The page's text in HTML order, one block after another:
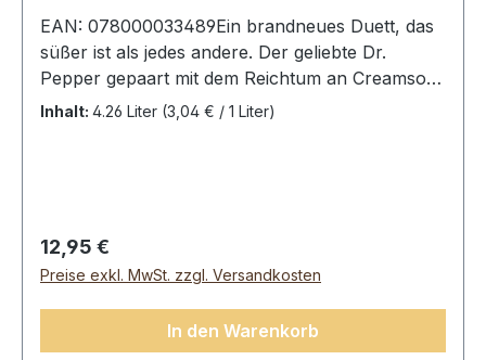
EAN: 078000033489Ein brandneues Duett, das
süßer ist als jedes andere. Der geliebte Dr.
Pepper gepaart mit dem Reichtum an Creamsoda
sorgt für eine perfekte Geschmacksharmonie.
von: Karamellfarbe, natürlichen und künstlichen
Aromen, Natriumbenzoat
(Konservierungsmittel), Phosphorsäure, Koffein
(41 mg / 355 ml),
Inhalt: 4.26 Liter (3,04 € / 1 Liter)
Regulärer Preis:
12,95 €
Preise exkl. MwSt. zzgl. Versandkosten
In den Warenkorb